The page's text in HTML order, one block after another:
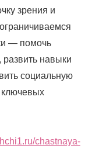
зрения и
— помочь
навыки
социальную
ключевых
chastnaya-